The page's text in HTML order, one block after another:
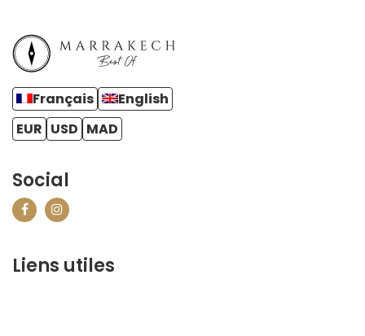
Français
English
EUR USD MAD
Social
Liens utiles